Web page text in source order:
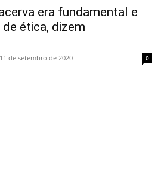
era fundamental e
ética, dizem
11 de setembro de 2020 0